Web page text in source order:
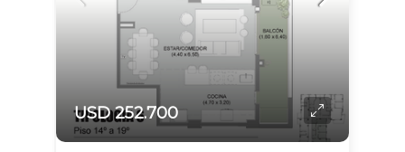
USD 252.700